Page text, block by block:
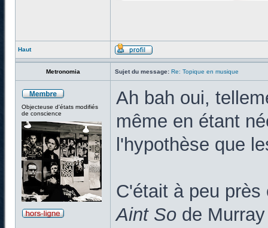
Haut
Metronomia Sujet du message: Re: Topique en musique
Objecteuse d'états modifiés
de conscience
Ah bah oui,
même en étant
l'hypothèse que
C'était à peu
Aint So de